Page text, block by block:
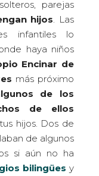
parejas
hijos . Las
infantiles lo
haya niños
Encinar de
más próximo
de los
de ellos
hijos. Dos de
de algunos
si aún no ha
bilingües y